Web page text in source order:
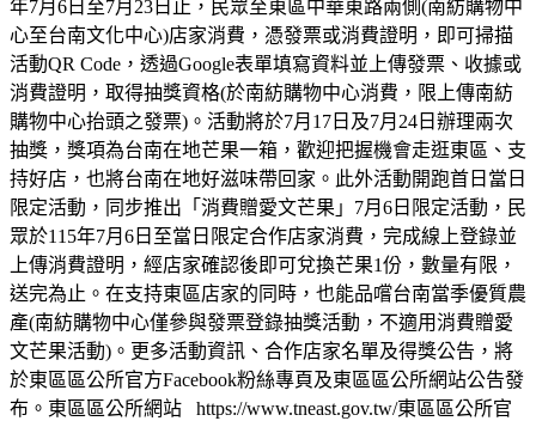
年7月6日至7月23日止，民眾至東區中華東路兩側(南紡購物中
心至台南文化中心)店家消費，憑發票或消費證明，即可掃描
活動QR Code，透過Google表單填寫資料並上傳發票、收據或
消費證明，取得抽獎資格(於南紡購物中心消費，限上傳南紡
購物中心抬頭之發票)。活動將於7月17日及7月24日辦理兩次
抽獎，獎項為台南在地芒果一箱，歡迎把握機會走逛東區、支
持好店，也將台南在地好滋味帶回家。此外活動開跑首日當日
限定活動，同步推出「消費贈愛文芒果」7月6日限定活動，民
眾於115年7月6日至當日限定合作店家消費，完成線上登錄並
上傳消費證明，經店家確認後即可兌換芒果1份，數量有限，
送完為止。在支持東區店家的同時，也能品嚐台南當季優質農
產(南紡購物中心僅參與發票登錄抽獎活動，不適用消費贈愛
文芒果活動)。更多活動資訊、合作店家名單及得獎公告，將
於東區區公所官方Facebook粉絲專頁及東區區公所網站公告發
布。東區區公所網站 https://www.tneast.gov.tw/東區區公所官